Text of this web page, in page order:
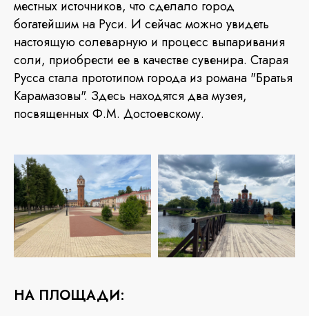
местных источников, что сделало город
богатейшим на Руси. И сейчас можно увидеть
настоящую солеварную и процесс выпаривания
соли, приобрести ее в качестве сувенира. Старая
Русса стала прототипом города из романа "Братья
Карамазовы". Здесь находятся два музея,
посвященных Ф.М. Достоевскому.
НА ПЛОЩАДИ: